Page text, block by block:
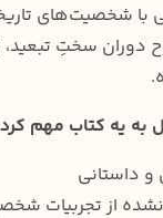
با شخصیت‌های
دوران سختِ تبعید،
به یه کتاب مهم
و داستانی
از تجربیات